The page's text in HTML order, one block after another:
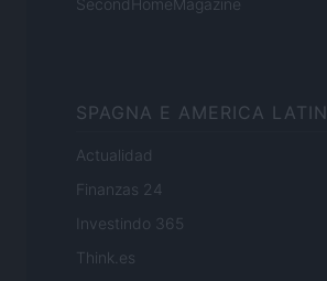
SecondHomeMagazine
SPAGNA E AMERICA
Actualidad
Finanzas 24
Investindo 365
Think.es